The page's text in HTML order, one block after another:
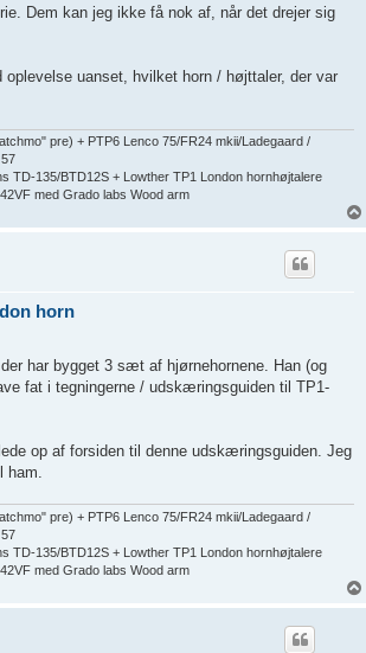
Dem kan jeg ikke få nok af, når det drejer sig
oplevelse uanset, hvilket horn / højttaler, der var
pre) + PTP6 Lenco 75/FR24 mkii/Ladegaard /
TD-135/BTD12S + Lowther TP1 London hornhøjtalere
med Grado labs Wood arm
horn
har bygget 3 sæt af hjørnehornene. Han (og
fat i tegningerne / udskæringsguiden til TP1-
op af forsiden til denne udskæringsguiden. Jeg
ham.
pre) + PTP6 Lenco 75/FR24 mkii/Ladegaard /
TD-135/BTD12S + Lowther TP1 London hornhøjtalere
med Grado labs Wood arm